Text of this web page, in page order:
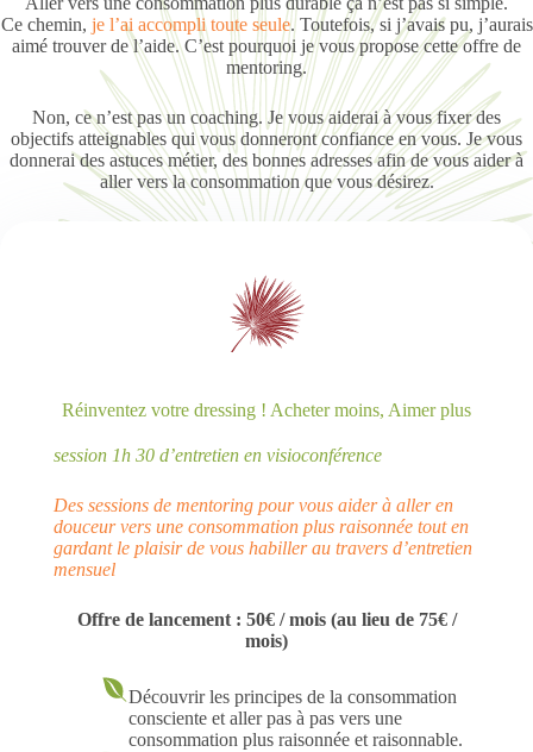
Ce chemin, je l’ai accompli toute seule. Toutefois, si j’avais pu, j’aurais
aimé trouver de l’aide. C’est pourquoi je vous propose cette offre de
mentoring.
Non, ce n’est pas un coaching. Je vous aiderai à vous fixer des
objectifs atteignables qui vous donneront confiance en vous. Je vous
donnerai des astuces métier, des bonnes adresses afin de vous aider à
aller vers la consommation que vous désirez.
Réinventez votre dressing ! Acheter moins, Aimer plus
session 1h 30 d’entretien en visioconférence
Des sessions de mentoring pour vous aider à aller en
douceur vers une consommation plus raisonnée tout en
gardant le plaisir de vous habiller au travers d’entretien
mensuel
Offre de lancement : 50€ / mois (au lieu de 75€ /
mois)
Découvrir les principes de la consommation
consciente et aller pas à pas vers une
consommation plus raisonnée et raisonnable.